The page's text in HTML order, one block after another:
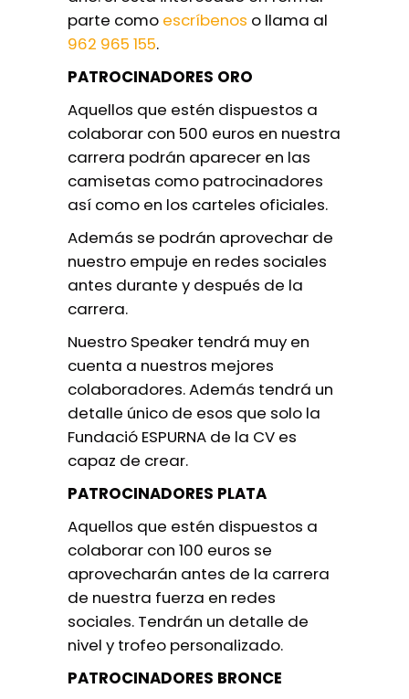
parte como escríbenos o llama al
962 965 155.
PATROCINADORES ORO
Aquellos que estén dispuestos a
colaborar con 500 euros en nuestra
carrera podrán aparecer en las
camisetas como patrocinadores
así como en los carteles oficiales.
Además se podrán aprovechar de
nuestro empuje en redes sociales
antes durante y después de la
carrera.
Nuestro Speaker tendrá muy en
cuenta a nuestros mejores
colaboradores. Además tendrá un
detalle único de esos que solo la
Fundació ESPURNA de la CV es
capaz de crear.
PATROCINADORES PLATA
Aquellos que estén dispuestos a
colaborar con 100 euros se
aprovecharán antes de la carrera
de nuestra fuerza en redes
sociales. Tendrán un detalle de
nivel y trofeo personalizado.
PATROCINADORES BRONCE